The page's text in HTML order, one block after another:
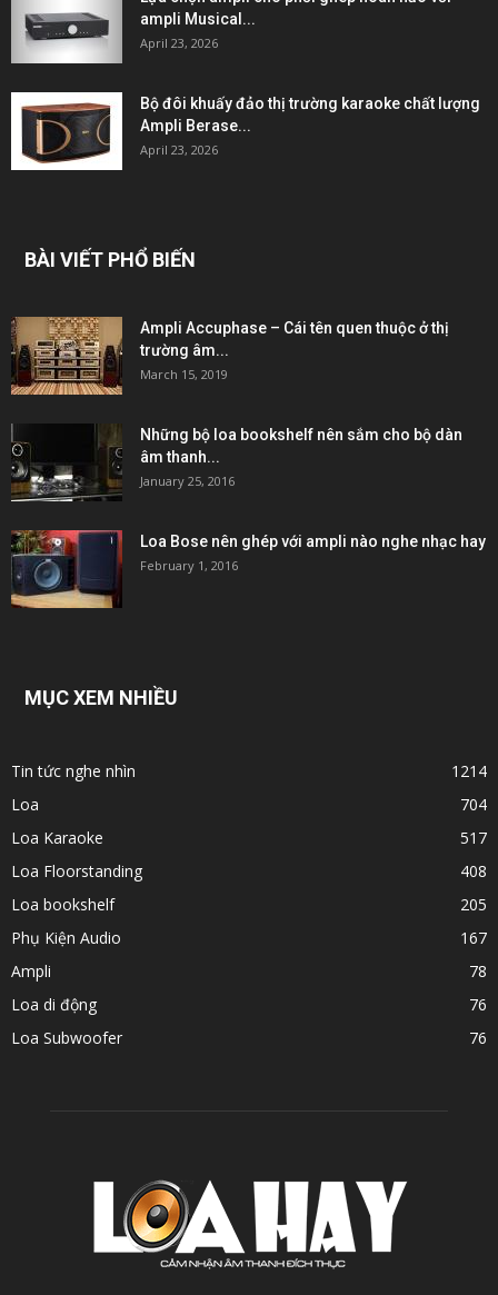
ampli Musical...
April 23, 2026
Bộ đôi khuấy đảo thị trường karaoke chất lượng
Ampli Berase...
April 23, 2026
BÀI VIẾT PHỔ BIẾN
Ampli Accuphase – Cái tên quen thuộc ở thị
trường âm...
March 15, 2019
Những bộ loa bookshelf nên sắm cho bộ dàn
âm thanh...
January 25, 2016
Loa Bose nên ghép với ampli nào nghe nhạc hay
February 1, 2016
MỤC XEM NHIỀU
Tin tức nghe nhìn
1214
Loa
704
Loa Karaoke
517
Loa Floorstanding
408
Loa bookshelf
205
Phụ Kiện Audio
167
Ampli
78
Loa di động
76
Loa Subwoofer
76